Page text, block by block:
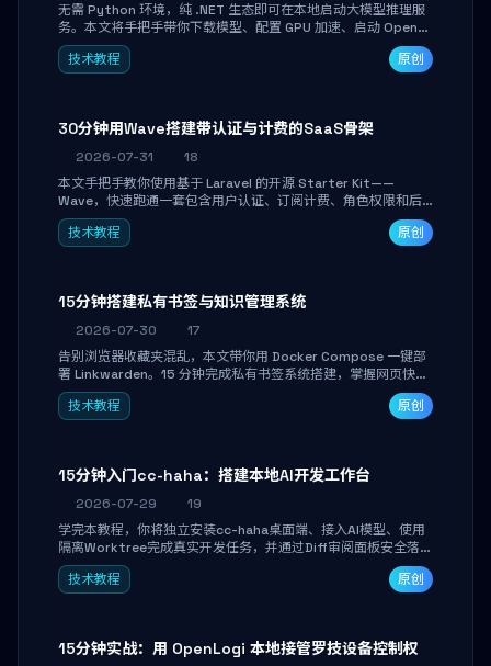
无需 Python 环境，纯 .NET 生态即可在本地启动大模型推理服
务。本文将手把手带你下载模型、配置 GPU 加速、启动 OpenAI
兼容 API，并在 C# 业务代码中无缝调用。数据不出网，零门槛
搞定本地 LLM 部署。
技术教程 原创
30分钟用Wave搭建带认证与计费的SaaS骨架
2026-07-31
18
本文手把手教你使用基于 Laravel 的开源 Starter Kit——
Wave，快速跑通一套包含用户认证、订阅计费、角色权限和后
台管理的完整 SaaS 骨架。附带 Stripe 测试支付对接与自定义
业务页面开发实战，助你省去重复基建时间，将精力聚焦于核心
技术教程 原创
15分钟搭建私有书签与知识管理系统
2026-07-30
17
告别浏览器收藏夹混乱，本文带你用 Docker Compose 一键部
署 Linkwarden。15 分钟完成私有书签系统搭建，掌握网页快照
归档、高亮批注、分类管理与全文搜索。适合开发者与知识工作
者打造个人知识库，资料统一归档，随时检索。
技术教程 原创
15分钟入门cc-haha：搭建本地AI开发工作台
2026-07-29
19
学完本教程，你将独立安装cc-haha桌面端、接入AI模型、使用
隔离Worktree完成真实开发任务，并通过Diff审阅面板安全落地
AI代码改写。告别终端黑盒操作，让AI在沙箱环境中工作，你只
做审阅和决策。
技术教程 原创
15分钟实战：用 OpenLogi 本地接管罗技设备控制权